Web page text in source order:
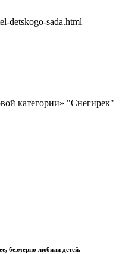
detskogo-sada.html
категории» "Снегирек"
безмерно любили детей.